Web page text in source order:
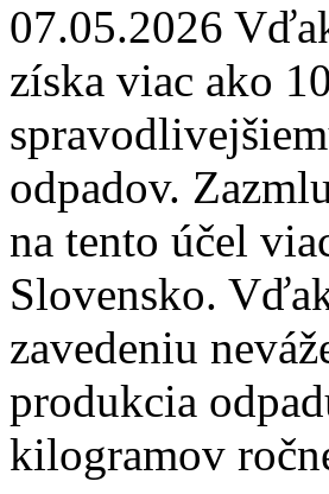
07.05.2026
získa viac ako
odpadov.
na tento účel
Slovensko.
zavedeniu
produkcia
kilogramov